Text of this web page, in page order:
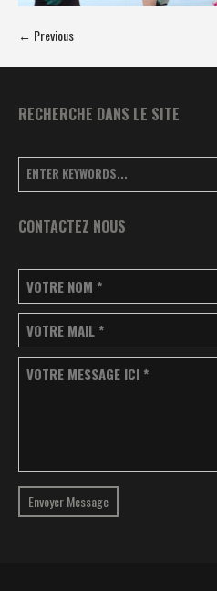
← Previous
RECHERCHE DANS LE SITE
CONTACTEZ NOUS
VOTRE NOM *
VOTRE MAIL *
VOTRE MESSAGE ICI *
Envoyer Message